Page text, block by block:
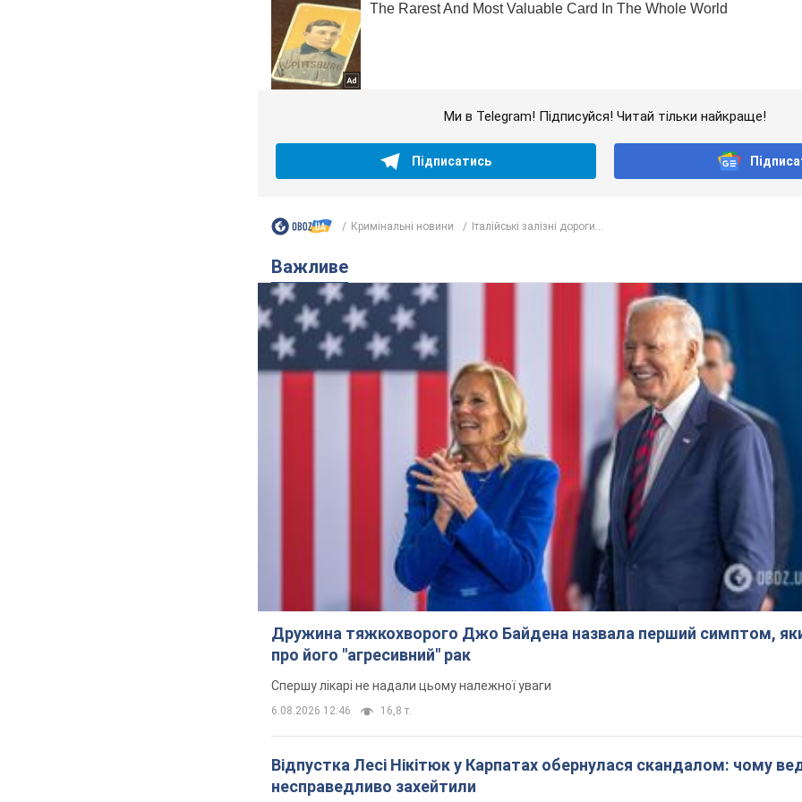
Ми в Telegram! Підписуйся! Читай тільки найкраще!
Підписатись
Кримінальні новини Італійські залізні дороги...
Важливе
Дружина тяжкохворого Джо Байдена назвала перший симптом,
про його "агресивний" рак
Спершу лікарі не надали цьому належної уваги
6.08.2026 12:46 16,8 т.
Відпустка Лесі Нікітюк у Карпатах обернулася скандалом: чому
несправедливо захейтили